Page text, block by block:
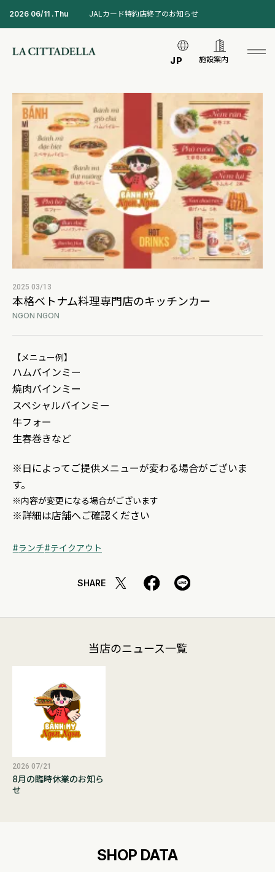
2026 06/11 .Thu JALカード特約店終了のお知らせ
JP 施設案内
2025 03/13
本格ベトナム料理専門店のキッチンカー
NGON NGON
【メニュー例】
ハムバインミー
焼肉バインミー
スペシャルバインミー
牛フォー
生春巻きなど
※日によってご提供メニューが変わる場合がございま
す。
※内容が変更になる場合がございます
※詳細は店舗へご確認ください
ランチ テイクアウト
SHARE
当店のニュース一覧
2026 07/21
8月の臨時休業のお知ら
せ
SHOP DATA